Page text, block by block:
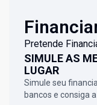
Pretende
SIMULE AS
LUGAR
Simule seu
bancos e consiga